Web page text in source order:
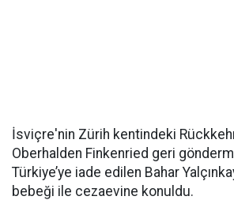
İsviçre'nin Zürih kentindeki
Oberhalden Finkenried geri
Türkiye’ye iade edilen Bahar
bebeği ile cezaevine konuldu.